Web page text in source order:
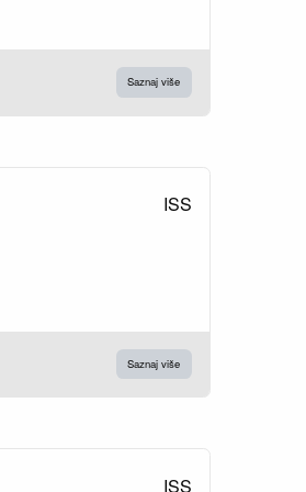
Saznaj više
ISS
Saznaj više
ISS